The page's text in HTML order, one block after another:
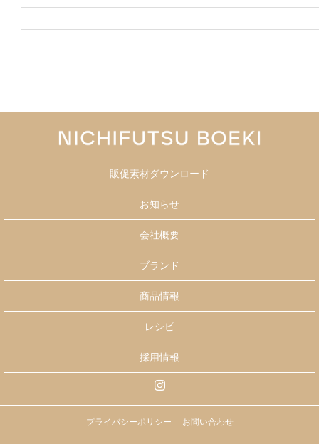
販促素材ダウンロード
お知らせ
会社概要
ブランド
商品情報
レシピ
採用情報
プライバシーポリシー お問い合わせ